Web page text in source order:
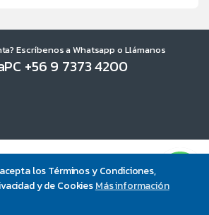
los Términos y Condiciones,
y de CookiesMás información
Escríbenos a Whatsapp o Llámanos
+56 9 7373 4200